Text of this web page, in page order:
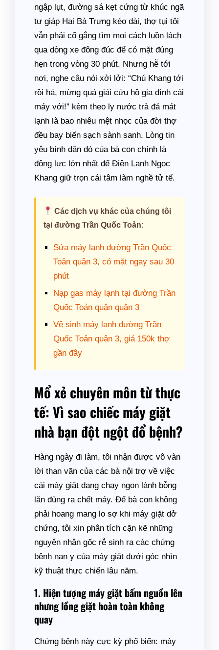
ngập lụt, đường sá kẹt cứng từ khúc ngã
tư giáp Hai Bà Trưng kéo dài, thợ tụi tôi
vẫn phải cố gắng tìm mọi cách luồn lách
qua dòng xe đông đúc để có mặt đúng
hẹn trong vòng 30 phút. Nhưng hễ tới
nơi, nghe câu nói xởi lởi: “Chú Khang tới
rồi hả, mừng quá giải cứu hộ gia đình cái
máy với!” kèm theo ly nước trà đá mát
lạnh là bao nhiêu mệt nhọc của đời thợ
đều bay biến sạch sành sanh. Lòng tin
yêu bình dân đó của bà con chính là
động lực lớn nhất để Điện Lạnh Ngọc
Khang giữ trọn cái tâm làm nghề tử tế.
Các dịch vụ khác của chúng tôi
tại đường Trần Quốc Toản:
Sửa máy lạnh đường Trần Quốc
Toản quận 3, có mặt ngay sau 30
phút
Nạp gas máy lạnh tại đường Trần
Quốc Toản quận quận 3
Vệ sinh máy lạnh đường Trần
Quốc Toản quận 3, giá 150k thợ
gần đây
Mổ xẻ chuyên môn từ thực
tế: Vì sao chiếc máy giặt
nhà bạn đột ngột đổ bệnh?
Hàng ngày đi làm, tôi nhận được vô vàn
lời than vãn của các bà nội trợ về việc
cái máy giặt đang chạy ngon lành bỗng
lăn đùng ra chết máy. Để bà con không
phải hoang mang lo sợ khi máy giặt dở
chứng, tôi xin phân tích cặn kẽ những
nguyên nhân gốc rễ sinh ra các chứng
bệnh nan y của máy giặt dưới góc nhìn
kỹ thuật thực chiến lâu năm.
1. Hiện tượng máy giặt bấm nguồn lên
nhưng lồng giặt hoàn toàn không
quay
Chứng bệnh này cực kỳ phổ biến: máy